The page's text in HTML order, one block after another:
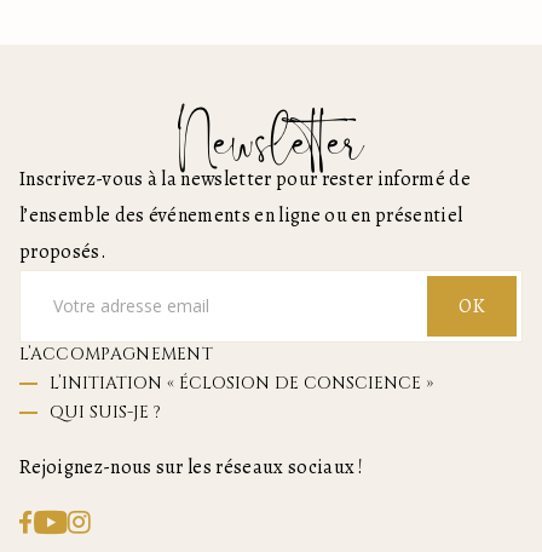
Newsletter
Inscrivez-vous à la newsletter pour rester informé de
l’ensemble des événements en ligne ou en présentiel
proposés.
OK
L’ACCOMPAGNEMENT
L’INITIATION « ÉCLOSION DE CONSCIENCE »
QUI SUIS-JE ?
Rejoignez-nous sur les réseaux sociaux !